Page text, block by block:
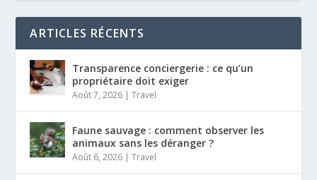
ARTICLES RÉCENTS
Transparence conciergerie : ce qu’un
propriétaire doit exiger
Août 7, 2026 |Travel
Faune sauvage : comment observer les
animaux sans les déranger ?
Août 6, 2026 |Travel